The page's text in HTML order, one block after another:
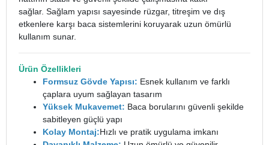
sağlar. Sağlam yapısı sayesinde rüzgar, titreşim ve dış
etkenlere karşı baca sistemlerini koruyarak uzun ömürlü
kullanım sunar.
Ürün Özellikleri
Formsuz Gövde Yapısı: Esnek kullanım ve farklı
çaplara uyum sağlayan tasarım
Yüksek Mukavemet: Baca borularını güvenli şekilde
sabitleyen güçlü yapı
Kolay Montaj:Hızlı ve pratik uygulama imkanı